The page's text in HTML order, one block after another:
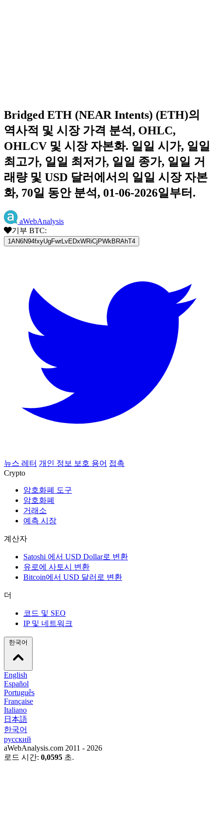
Bridged ETH (NEAR Intents) (ETH)의
역사적 및 시장 가격 분석, OHLC,
OHLCV 및 시장 자본화. 일일 시가, 일일
최고가, 일일 최저가, 일일 종가, 일일 거
래량 및 USD 달러에서의 일일 시장 자본
화, 70일 동안 분석, 01-06-2026일부터.
aWebAnalysis
기부 BTC:
1AN6N94fxyUgFwrLvEDxWRiCjPWkBRAhT4
뉴스 레터 개인 정보 보호 용어 접촉
Crypto
암호화폐 도구
암호화폐
거래소
예측 시장
계산자
Satoshi 에서 USD Dollar로 변환
유로에 사토시 변환
Bitcoin에서 USD 달러로 변환
더
코드 및 SEO
IP 및 네트워크
English
Español
Português
Française
Italiano
日本語
한국어
русский
aWebAnalysis.com 2011 - 2026
로드 시간: 0,0595 초.